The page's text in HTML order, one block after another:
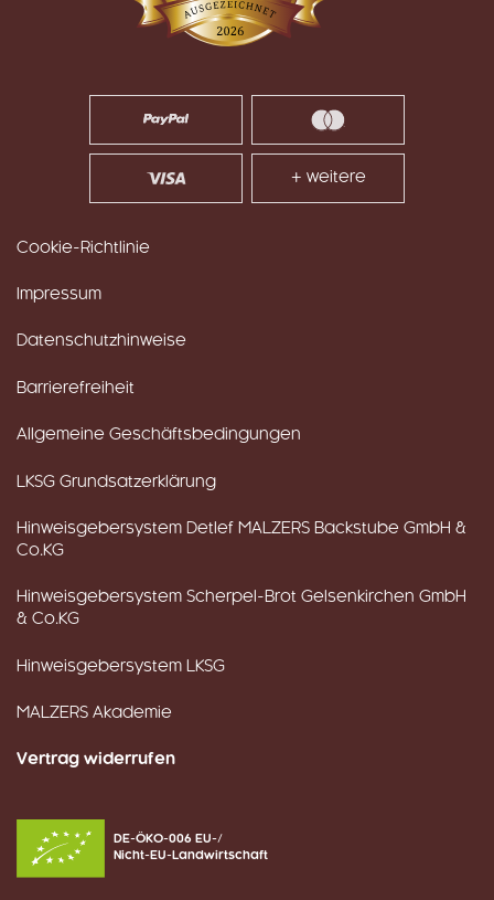
+ weitere
Cookie-Richtlinie
Impressum
Datenschutzhinweise
Barrierefreiheit
Allgemeine Geschäftsbedingungen
LKSG Grundsatzerklärung
Hinweisgebersystem Detlef MALZERS Backstube GmbH &
Co.KG
Hinweisgebersystem Scherpel-Brot Gelsenkirchen GmbH
& Co.KG
Hinweisgebersystem LKSG
MALZERS Akademie
Vertrag widerrufen
DE-ÖKO-006 EU-/
Nicht-EU-Landwirtschaft